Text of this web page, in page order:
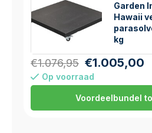
Garden
Hawaii
kg
€1.076,95 €1.005,00
Op voorraad
Voordeelbundel